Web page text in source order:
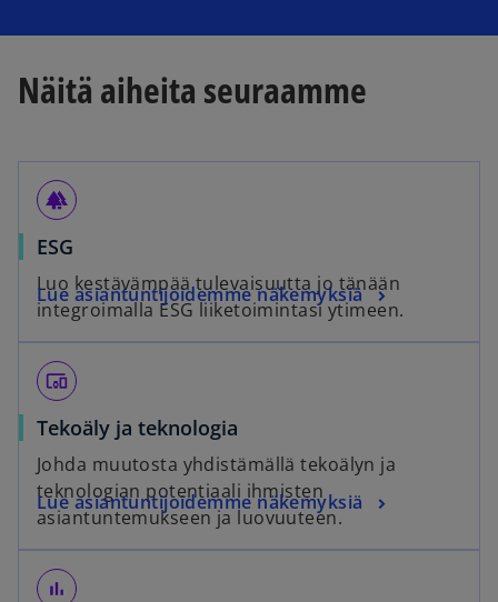
Näitä aiheita seuraamme
forest
ESG
Luo kestävämpää tulevaisuutta jo tänään
integroimalla ESG liiketoimintasi ytimeen.
Lue asiantuntijoidemme näkemyksiä
devices_other
Tekoäly ja teknologia
Johda muutosta yhdistämällä tekoälyn ja
teknologian potentiaali ihmisten
asiantuntemukseen ja luovuuteen.
Lue asiantuntijoidemme näkemyksiä
bar_chart